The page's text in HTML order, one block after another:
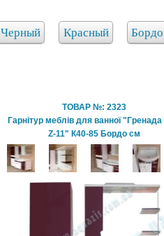
Черный Красный
ТОВАР №: 2323
Гарнітур меблів для ванної "Гренада
Z-11" К40-85 Бордо см